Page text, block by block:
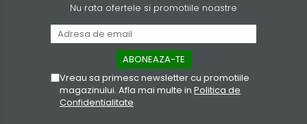
Nu rata ofertele si promotiile noastre
Vreau sa primesc newsletter cu promotiile
magazinului. Afla mai multe in Politica de
Confidentialitate